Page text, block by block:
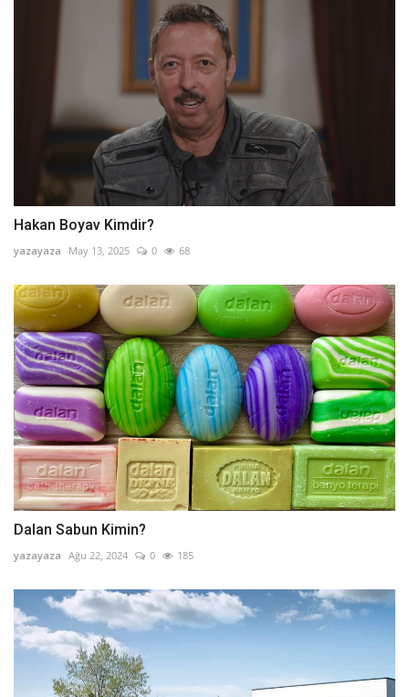
Hakan Boyav Kimdir?
yazayaza May 13, 2025 0 68
Dalan Sabun Kimin?
yazayaza Ağu 22, 2024 0 185